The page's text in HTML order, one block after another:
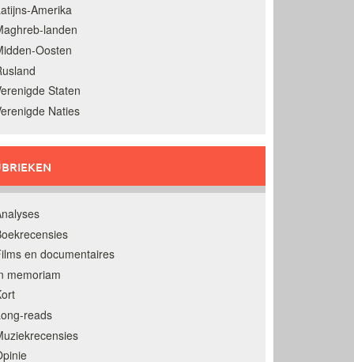
Amerika
landen
Oosten
Staten
Naties
en documentaires
memoriam
reads